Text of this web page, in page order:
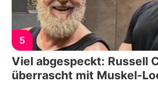
5
Viel abgespeckt: Russell
überrascht mit Muskel-